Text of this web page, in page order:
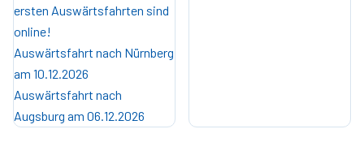
ersten Auswärtsfahrten sind
online!
Auswärtsfahrt nach Nürnberg
am 10.12.2026
Auswärtsfahrt nach
Augsburg am 06.12.2026